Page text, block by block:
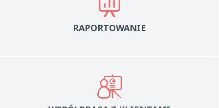
RAPORTOWANIE